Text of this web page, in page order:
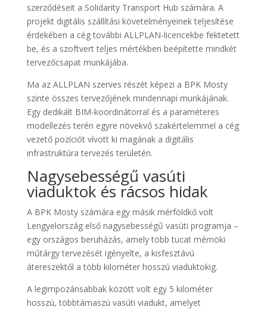
szerződéseit a Solidarity Transport Hub számára. A
projekt digitális szállítási követelményeinek teljesítése
érdekében a cég további ALLPLAN-licencekbe fektetett
be, és a szoftvert teljes mértékben beépítette mindkét
tervezőcsapat munkájába.
Ma az ALLPLAN szerves részét képezi a BPK Mosty
szinte összes tervezőjének mindennapi munkájának.
Egy dedikált BIM-koordinátorral és a paraméteres
modellezés terén egyre növekvő szakértelemmel a cég
vezető pozíciót vívott ki magának a digitális
infrastruktúra tervezés területén.
Nagysebességű vasúti
viaduktok és rácsos hidak
A BPK Mosty számára egy másik mérföldkő volt
Lengyelország első nagysebességű vasúti programja –
egy országos beruházás, amely több tucat mérnöki
műtárgy tervezését igényelte, a kisfesztávú
átereszektől a több kilométer hosszú viaduktokig.
A legimpozánsabbak között volt egy 5 kilométer
hosszú, többtámaszú vasúti viadukt, amelyet